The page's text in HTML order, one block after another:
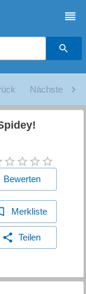
Nächste
Bewerten
Merkliste
Teilen